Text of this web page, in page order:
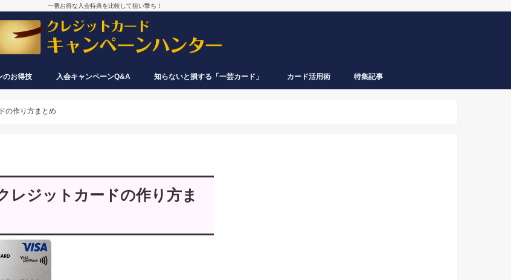
一番お得な入会特典を比較して狙い撃ち！
のお得技 入会キャンペーンQ&A
ぐ解約しても大丈夫？
てる？申し込める？
＆もらえないカードまとめ
を実施する時期は？特典はいつがお
ないのですが？
カード会社は損しないの？
知らないと損する「一芸カード」 カード活用術 特集記事
の作り方まとめ
レジットカードの作り方ま